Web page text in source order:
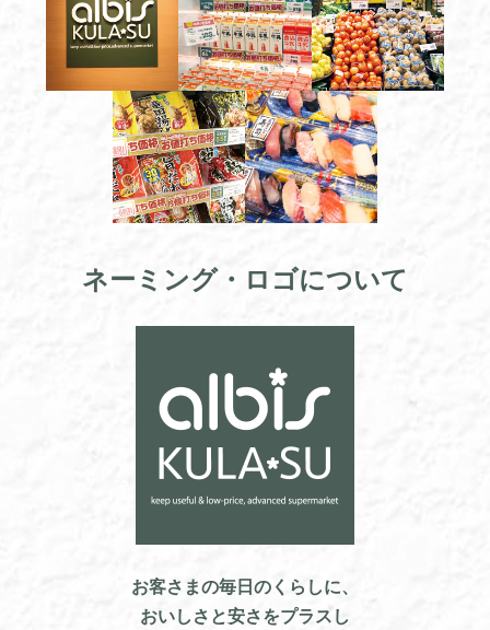
ネーミング・ロゴについて
お客さまの毎日のくらしに、
おいしさと安さをプラスし